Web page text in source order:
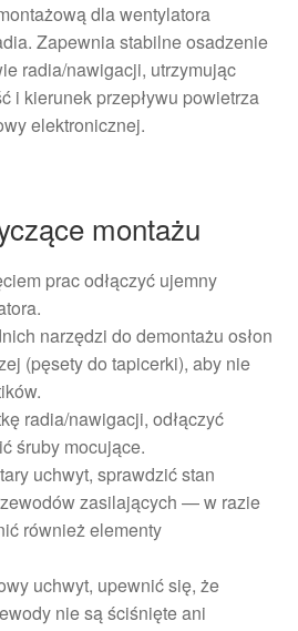
dla wentylatora
Zapewnia stabilne osadzenie
radia/nawigacji, utrzymując
i kierunek przepływu powietrza
elektronicznej.
montażu
prac odłączyć ujemny
narzędzi do demontażu osłon
(pęsety do tapicerki), aby nie
radia/nawigacji, odłączyć
śruby mocujące.
uchwyt, sprawdzić stan
zasilających — w razie
również elementy
uchwyt, upewnić się, że
nie są ściśnięte ani